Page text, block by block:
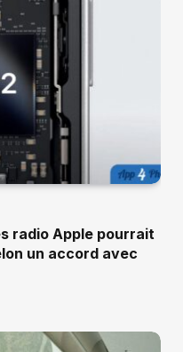
radio Apple pourrait
un accord avec